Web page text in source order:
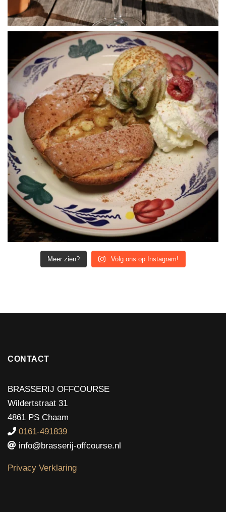
Meer zien? Volg ons op Instagram!
CONTACT
BRASSERIJ OFFCOURSE
Wildertstraat 31
4861 PS Chaam
0161-491839
info@brasserij-offcourse.nl
Privacy Verklaring